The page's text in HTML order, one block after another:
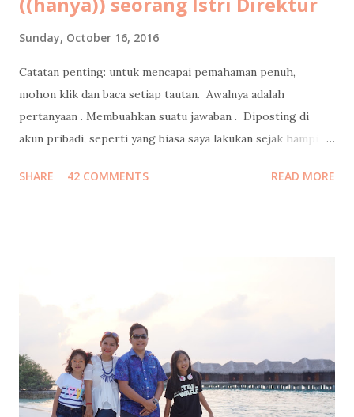
Sunday, October 16, 2016
Catatan penting: untuk mencapai pemahaman penuh,
mohon klik dan baca setiap tautan. Awalnya adalah
pertanyaan . Membuahkan suatu jawaban . Diposting di
akun pribadi, seperti yang biasa saya lakukan sejak hampir
Facebook. Jawaban yang juga autopost ke facebook itu
dengan data komprehensif ini . Well, ada juga yang sempat
email ke saya untuk meminta wawancara, tapi belum sempat
saya jawab, sudah menurunkan berita duluan selang sejam
setelah saya posting foto di bustrans Jakarta . Selebihnya...
SHARE 42 COMMENTS READ MORE